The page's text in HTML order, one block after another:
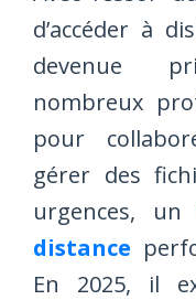
d’accéder à
devenue
nombreux
pour
gérer des
urgences, un
distance
En 2025, il